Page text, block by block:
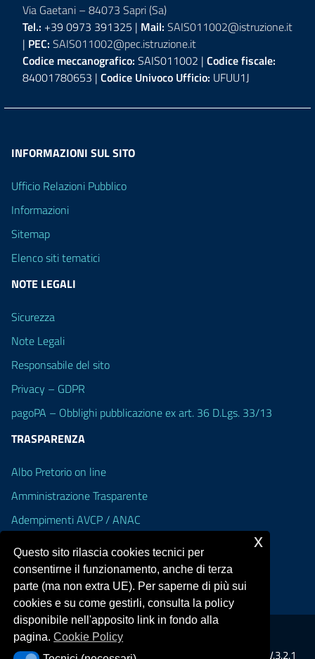
Via Gaetani – 84073 Sapri (Sa)
Tel.: +39 0973 391325 | Mail: SAIS011002@istruzione.it
| PEC: SAIS011002@pec.istruzione.it
Codice meccanografico: SAIS011002 | Codice fiscale:
84001780653 | Codice Univoco Ufficio: UFUU1J
INFORMAZIONI SUL SITO
Ufficio Relazioni Pubblico
Informazioni
Sitemap
Elenco siti tematici
NOTE LEGALI
Sicurezza
Note Legali
Responsabile del sito
Privacy – GDPR
pagoPA – Obblighi pubblicazione ex art. 36 D.Lgs. 33/13
TRASPARENZA
Albo Pretorio on line
Amministrazione Trasparente
Adempimenti AVCP / ANAC
Dichiarazione di accessibilità
Portale realizzato con la piattaforma
Template Italia configurato sul tema accessibile
V.3.2.1
Questo sito rilascia cookies tecnici per
consentirne il funzionamento, anche di terza
parte (ma non extra UE). Per saperne di più sui
cookies e su come gestirli, consulta la policy
disponibile nell'apposito link in fondo alla
pagina.Cookie Policy
x